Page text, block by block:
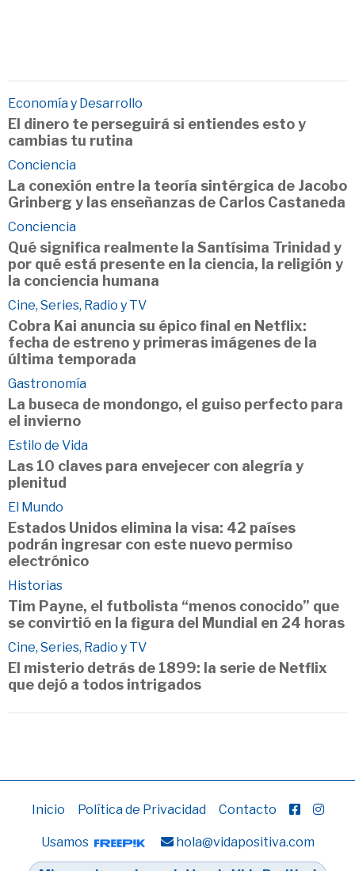
Economía y Desarrollo
El dinero te perseguirá si entiendes esto y
cambias tu rutina
Conciencia
La conexión entre la teoría sintérgica de Jacobo
Grinberg y las enseñanzas de Carlos Castaneda
Conciencia
Qué significa realmente la Santísima Trinidad y
por qué está presente en la ciencia, la religión y
la conciencia humana
Cine, Series, Radio y TV
Cobra Kai anuncia su épico final en Netflix:
fecha de estreno y primeras imágenes de la
última temporada
Gastronomía
La buseca de mondongo, el guiso perfecto para
el invierno
Estilo de Vida
Las 10 claves para envejecer con alegría y
plenitud
El Mundo
Estados Unidos elimina la visa: 42 países
podrán ingresar con este nuevo permiso
electrónico
Historias
Tim Payne, el futbolista “menos conocido” que
se convirtió en la figura del Mundial en 24 horas
Cine, Series, Radio y TV
El misterio detrás de 1899: la serie de Netflix
que dejó a todos intrigados
Inicio Política de Privacidad Contacto
Usamos hola@vidapositiva.com